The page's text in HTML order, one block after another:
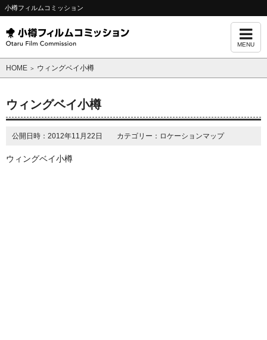
小樽フィルムコミッション
MENU
HOME ＞ ウィングベイ小樽
ウィングベイ小樽
公開日時：2012年11月22日 カテゴリー：ロケーションマップ
ウィングベイ小樽